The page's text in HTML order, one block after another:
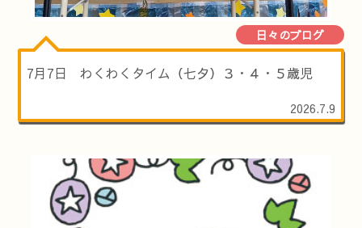
日々のブログ
7月7日 わくわくタイム（七夕）３・４・５歳児
2026.7.9